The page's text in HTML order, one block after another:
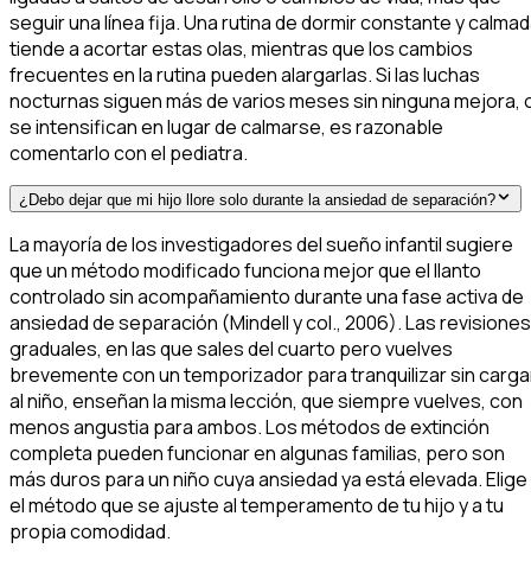
seguir una línea fija. Una rutina de dormir constante y
tiende a acortar estas olas, mientras que los cambios
frecuentes en la rutina pueden alargarlas. Si las luchas
nocturnas siguen más de varios meses sin ninguna mejora,
se intensifican en lugar de calmarse, es razonable
comentarlo con el pediatra.
¿Debo dejar que mi hijo llore solo durante la ansiedad de separación?
La mayoría de los investigadores del sueño infantil sugiere
que un método modificado funciona mejor que el llanto
controlado sin acompañamiento durante una fase activa de
ansiedad de separación (Mindell y col., 2006). Las revisiones
graduales, en las que sales del cuarto pero vuelves
brevemente con un temporizador para tranquilizar sin
al niño, enseñan la misma lección, que siempre vuelves, con
menos angustia para ambos. Los métodos de extinción
completa pueden funcionar en algunas familias, pero son
más duros para un niño cuya ansiedad ya está elevada. Elige
el método que se ajuste al temperamento de tu hijo y a tu
propia comodidad.